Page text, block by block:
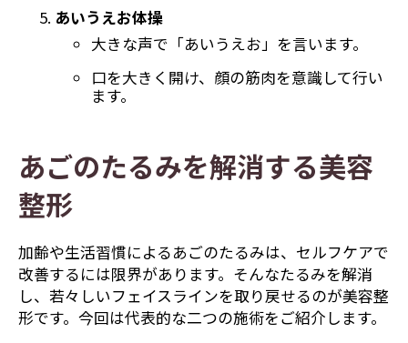
あいうえお体操
大きな声で「あいうえお」を言います。
口を大きく開け、顔の筋肉を意識して行い
ます。
あごのたるみを解消する美容
整形
加齢や生活習慣によるあごのたるみは、セルフケアで
改善するには限界があります。そんなたるみを解消
し、若々しいフェイスラインを取り戻せるのが美容整
形です。今回は代表的な二つの施術をご紹介します。